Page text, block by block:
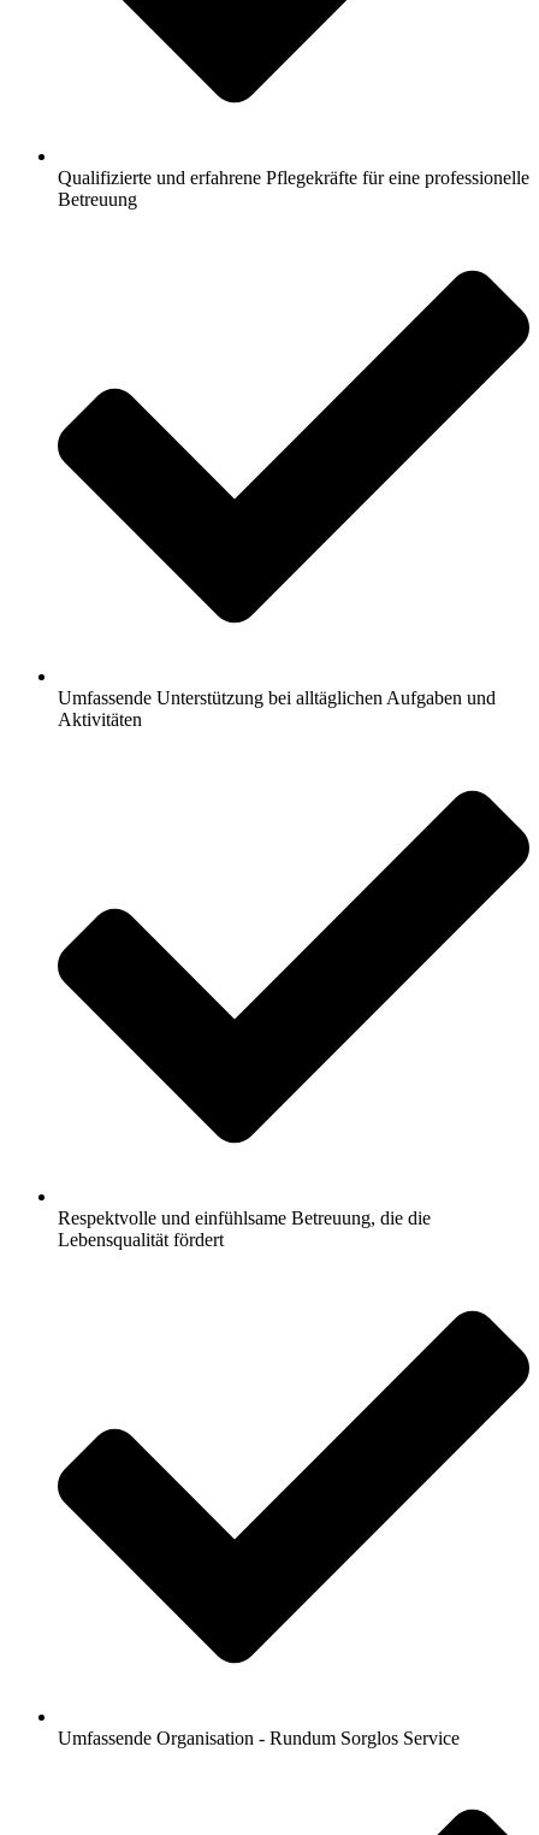
Qualifizierte und erfahrene Pflegekräfte für eine professionelle
Betreuung
Umfassende Unterstützung bei alltäglichen Aufgaben und
Aktivitäten
Respektvolle und einfühlsame Betreuung, die die
Lebensqualität fördert
Umfassende Organisation - Rundum Sorglos Service